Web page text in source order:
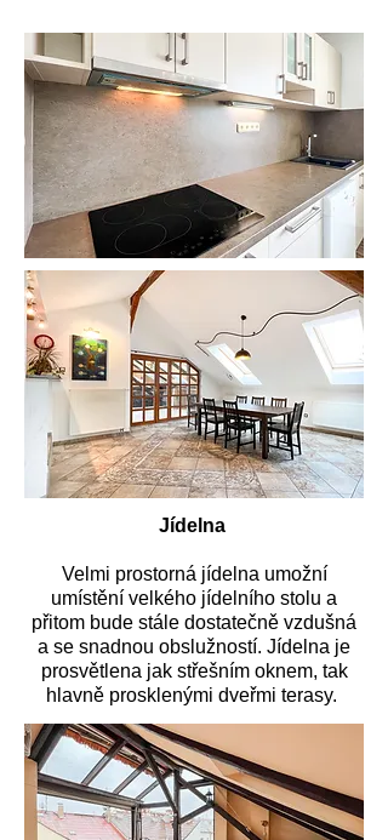
Jídelna
Velmi prostorná jídelna umožní
umístění velkého jídelního stolu a
přitom bude stále dostatečně vzdušná
a se snadnou obslužností. Jídelna je
prosvětlena jak střešním oknem, tak
hlavně prosklenými dveřmi terasy.